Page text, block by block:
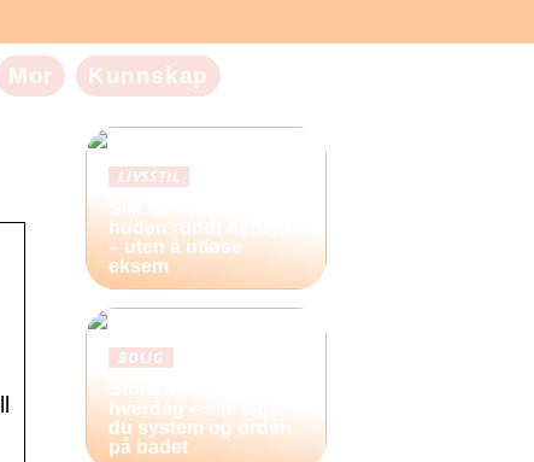
Mor Kunnskap
LIVSSTIL
huden rundt øynene
– uten å utløse
eksem
BOLIG
hverdag – slik lager
du system og orden
på badet